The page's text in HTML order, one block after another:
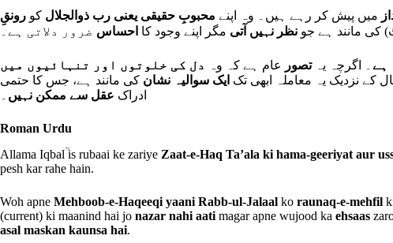
میں پیش کر رہے ہیں۔ وہ اپنے محبوبِ حقیقی یعنی رب ذوالجلال کو رونقِ
کی مانند ہے جو نظر نہیں آتی مگر اپنے وجود کا احساس
ہے ۔ اگرچہ یہتصور عام ہے کہ وہ
دل کی خلوتوں اور تنہائیوں میں
کے نزدیک یہ معاملہ ابھی تک ایک سوالیہ نشان کی مانند ہے، جس کا حتمی
ادراک عقل سے ممکن نہیں
Roman Urdu
Allama Iqbalؒ is rubaai ke zariye Zaat-e-Haq Ta’ala ki hama-geeriyat aur
pesh kar rahe hain.
Woh apne Mehboob-e-Haqeeqi yaani Rabb-ul-Jalaal ko raunaq-e-mehfil
(current) ki maanind hai jo nazar nahi aati magar apne wujood ka ehsaas
asal maskan kaunsa hai.